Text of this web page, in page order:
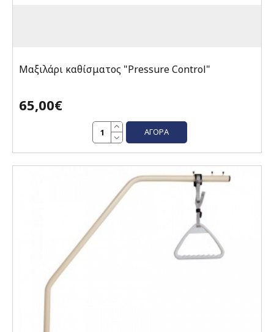
Μαξιλάρι καθίσματος "Pressure Control"
65,00€
ΑΓΟΡΆ